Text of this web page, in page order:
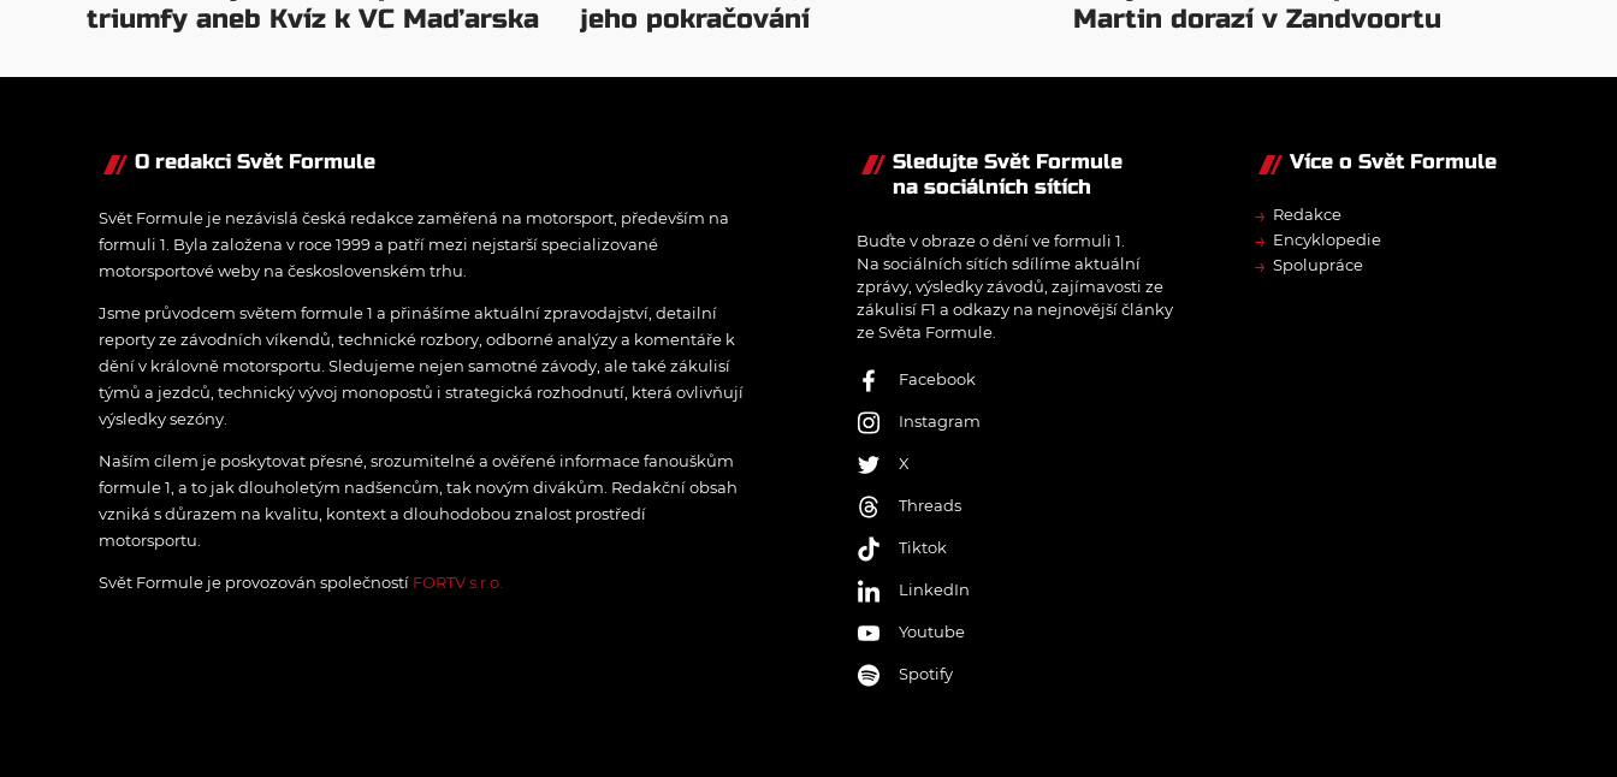
triumfy aneb Kvíz k VC Maďarska
jeho pokračování
Martin dorazí v Zandvoortu
O redakci Svět Formule
Svět Formule je nezávislá česká redakce zaměřená na motorsport, především na
formuli 1. Byla založena v roce 1999 a patří mezi nejstarší specializované
motorsportové weby na československém trhu.
Jsme průvodcem světem formule 1 a přinášíme aktuální zpravodajství, detailní
reporty ze závodních víkendů, technické rozbory, odborné analýzy a komentáře k
dění v královně motorsportu. Sledujeme nejen samotné závody, ale také zákulisí
týmů a jezdců, technický vývoj monopostů i strategická rozhodnutí, která ovlivňují
výsledky sezóny.
Naším cílem je poskytovat přesné, srozumitelné a ověřené informace fanouškům
formule 1, a to jak dlouholetým nadšencům, tak novým divákům. Redakční obsah
vzniká s důrazem na kvalitu, kontext a dlouhodobou znalost prostředí
motorsportu.
Svět Formule je provozován společností FORTV s.r.o.
Sledujte Svět Formule
na sociálních sítích
Buďte v obraze o dění ve formuli 1.
Na sociálních sítích sdílíme aktuální
zprávy, výsledky závodů, zajímavosti ze
zákulisí F1 a odkazy na nejnovější články
ze Světa Formule.
Facebook
Instagram
X
Threads
Tiktok
LinkedIn
Youtube
Spotify
Více o Svět Formule
→ Redakce
→ Encyklopedie
→ Spolupráce